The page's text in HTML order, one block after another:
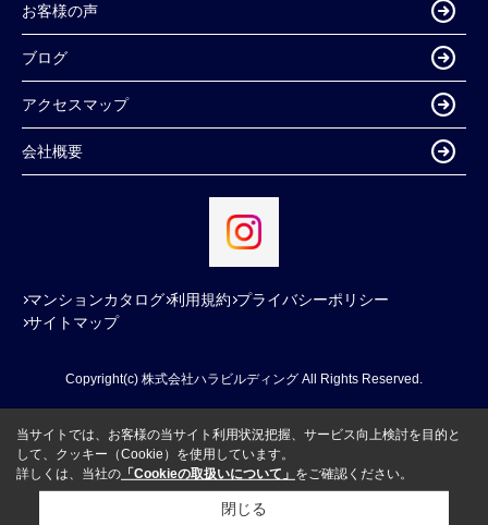
お客様の声
ブログ
アクセスマップ
会社概要
マンションカタログ 利用規約 プライバシーポリシー
サイトマップ
Copyright(c) 株式会社ハラビルディング All Rights Reserved.
当サイトでは、お客様の当サイト利用状況把握、サービス向上検討を目的と
して、クッキー（Cookie）を使用しています。
詳しくは、当社の 「Cookieの取扱いについて」 をご確認ください。
閉じる